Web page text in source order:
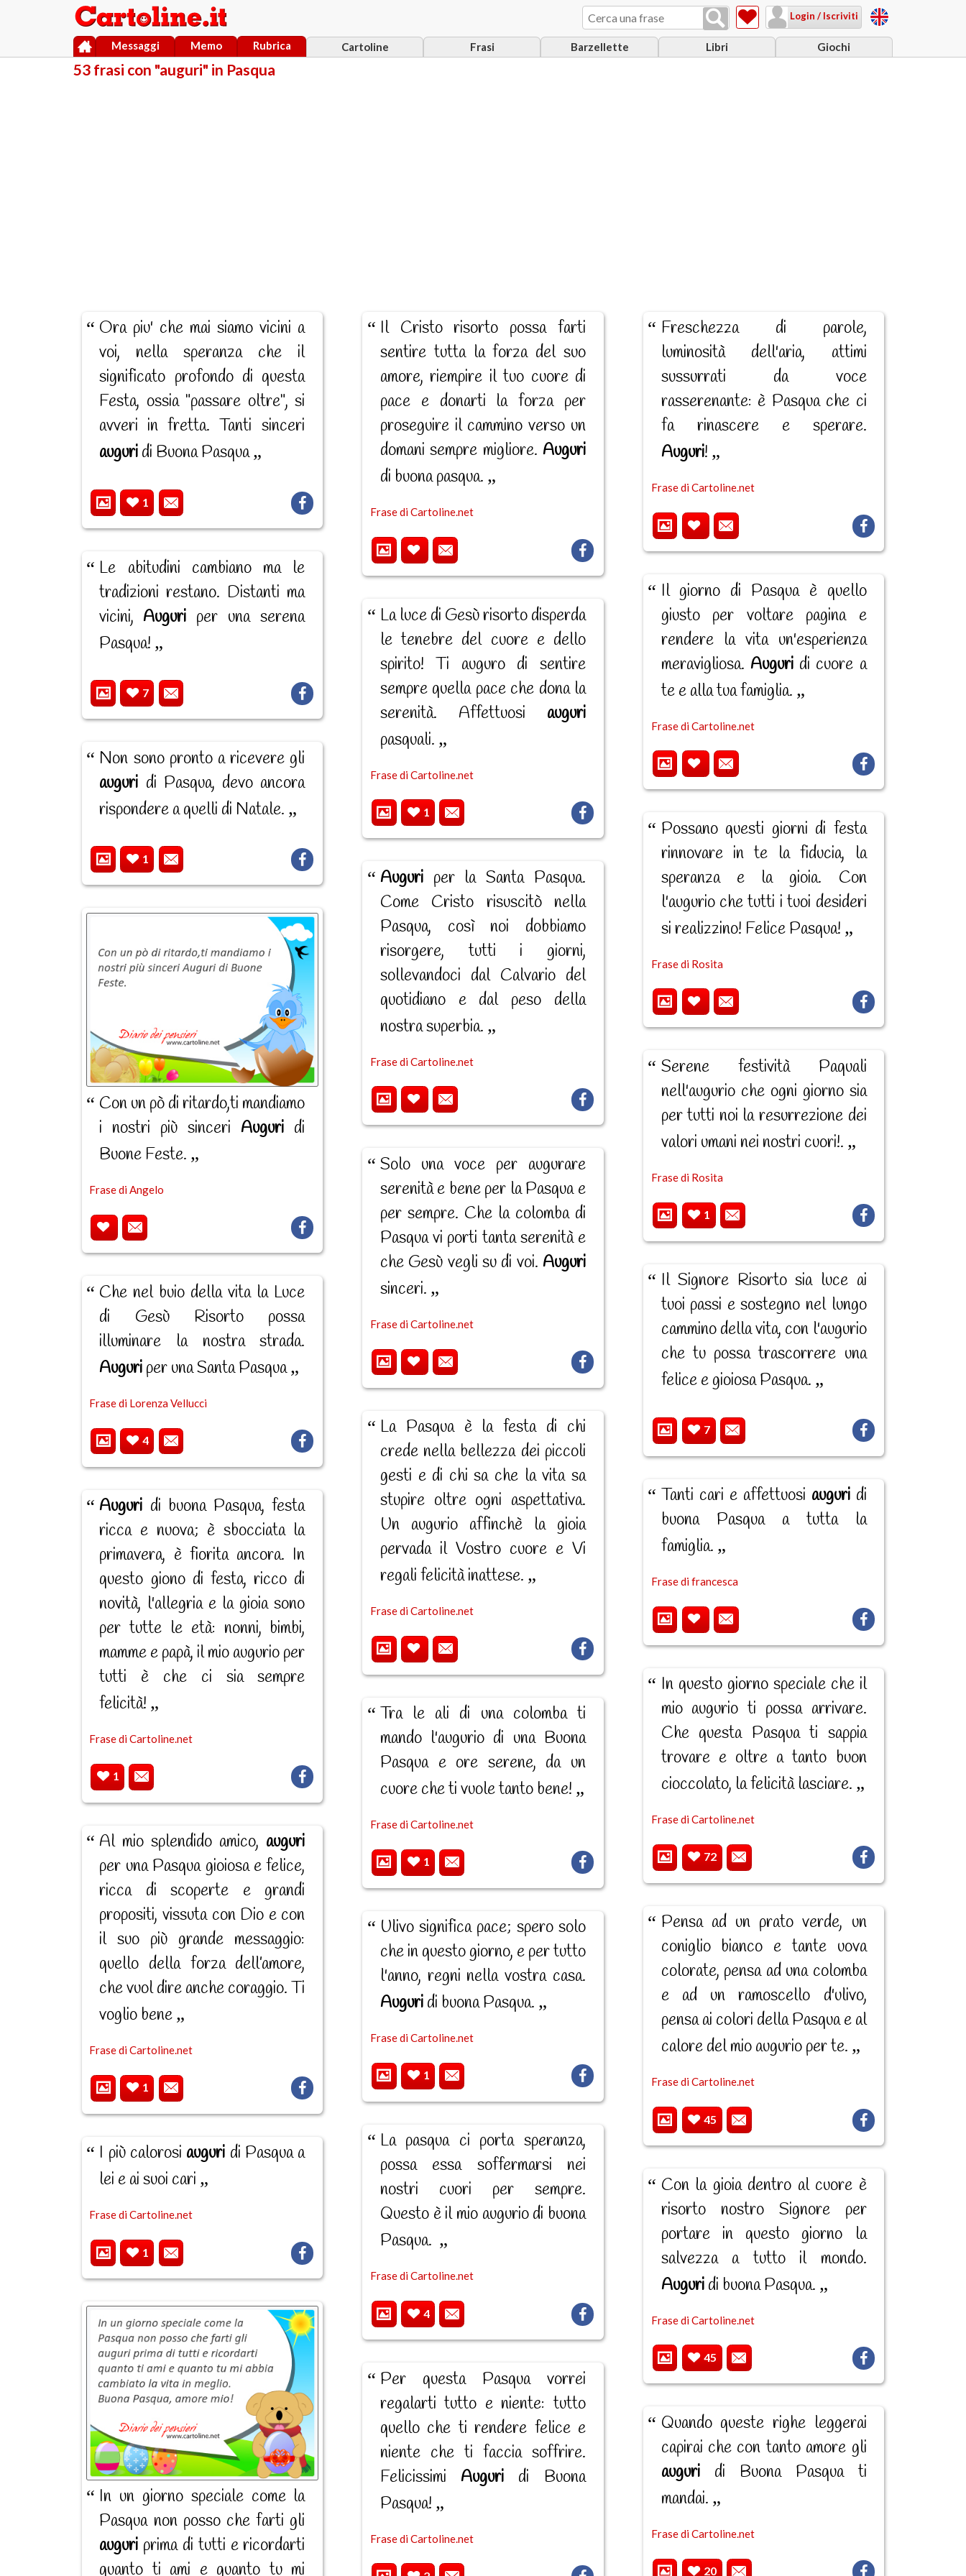
Login / Iscriviti
Cartoline Frasi Barzellette Libri Giochi
Messaggi Memo Rubrica
53 frasi con "auguri" in Pasqua
Ora piu' che mai siamo vicini a
voi, nella speranza che il
significato profondo di questa
Festa, ossia "passare oltre", si
avveri in fretta. Tanti sinceri
auguri di Buona Pasqua
1
Le abitudini cambiano ma le
tradizioni restano. Distanti ma
vicini, Auguri per una serena
Pasqua!
7
Non sono pronto a ricevere gli
auguri di Pasqua, devo ancora
rispondere a quelli di Natale.
1
Con un pò di ritardo,ti mandiamo
i nostri più sinceri Auguri di
Buone Feste.
Frase di Angelo
Che nel buio della vita la Luce
di Gesù Risorto possa
illuminare la nostra strada.
Auguri per una Santa Pasqua
Frase di Lorenza Vellucci
4
Auguri di buona Pasqua, festa
ricca e nuova; è sbocciata la
primavera, è fiorita ancora. In
questo giono di festa, ricco di
novità, l'allegria e la gioia sono
per tutte le età: nonni, bimbi,
mamme e papà, il mio augurio per
tutti è che ci sia sempre
felicità!
Frase di Cartoline.net
1
Al mio splendido amico, auguri
per una Pasqua gioiosa e felice,
ricca di scoperte e grandi
propositi, vissuta con Dio e con
il suo più grande messaggio:
quello della forza dell’amore,
che vuol dire anche coraggio. Ti
voglio bene
Frase di Cartoline.net
1
I più calorosi auguri di Pasqua a
lei e ai suoi cari
Frase di Cartoline.net
1
In un giorno speciale come la
Pasqua non posso che farti gli
auguri prima di tutti e ricordarti
quanto ti ami e quanto tu mi
Il Cristo risorto possa farti
sentire tutta la forza del suo
amore, riempire il tuo cuore di
pace e donarti la forza per
proseguire il cammino verso un
domani sempre migliore. Auguri
di buona pasqua.
Frase di Cartoline.net
La luce di Gesù risorto disperda
le tenebre del cuore e dello
spirito! Ti auguro di sentire
sempre quella pace che dona la
serenità. Affettuosi auguri
pasquali.
Frase di Cartoline.net
1
Auguriper la Santa Pasqua.
Come Cristo risuscitò nella
Pasqua, così noi dobbiamo
risorgere, tutti i giorni,
sollevandoci dal Calvario del
quotidiano e dal peso della
nostra superbia.
Frase di Cartoline.net
Solo una voce per augurare
serenità e bene per la Pasqua e
per sempre. Che la colomba di
Pasqua vi porti tanta serenità e
che Gesù vegli su di voi. Auguri
sinceri.
Frase di Cartoline.net
La Pasqua è la festa di chi
crede nella bellezza dei piccoli
gesti e di chi sa che la vita sa
stupire oltre ogni aspettativa.
Un augurio affinchè la gioia
pervada il Vostro cuore e Vi
regali felicità inattese.
Frase di Cartoline.net
Tra le ali di una colomba ti
mando l'augurio di una Buona
Pasqua e ore serene, da un
cuore che ti vuole tanto bene!
Frase di Cartoline.net
1
Ulivo significa pace; spero solo
che in questo giorno, e per tutto
l'anno, regni nella vostra casa.
Auguridi buona Pasqua.
Frase di Cartoline.net
1
La pasqua ci porta speranza,
possa essa soffermarsi nei
nostri cuori per sempre.
Questo è il mio augurio di buona
Pasqua.
Frase di Cartoline.net
4
Per questa Pasqua vorrei
regalarti tutto e niente: tutto
quello che ti rendere felice e
niente che ti faccia soffrire.
Felicissimi Auguridi Buona
Pasqua!
Frase di Cartoline.net
Freschezza di parole,
luminosità dell'aria, attimi
sussurrati da voce
rasserenante: è Pasqua che ci
fa rinascere e sperare.
Auguri!
Frase di Cartoline.net
Il giorno di Pasqua è quello
giusto per voltare pagina e
rendere la vita un'esperienza
meravigliosa. Auguridi cuore a
te e alla tua famiglia.
Frase di Cartoline.net
Possano questi giorni di festa
rinnovare in te la fiducia, la
speranza e la gioia. Con
l'augurio che tutti i tuoi desideri
si realizzino! Felice Pasqua!
Frase di Rosita
Serene festività Paquali
nell'augurio che ogni giorno sia
per tutti noi la resurrezione dei
valori umani nei nostri cuori!.
Frase di Rosita
1
Il Signore Risorto sia luce ai
tuoi passi e sostegno nel lungo
cammino della vita, con l'augurio
che tu possa trascorrere una
felice e gioiosa Pasqua.
7
Tanti cari e affettuosi auguridi
buona Pasqua a tutta la
famiglia.
Frase di francesca
In questo giorno speciale che il
mio augurio ti possa arrivare.
Che questa Pasqua ti sappia
trovare e oltre a tanto buon
cioccolato, la felicità lasciare.
Frase di Cartoline.net
72
Pensa ad un prato verde, un
coniglio bianco e tante uova
colorate, pensa ad una colomba
e ad un ramoscello d'ulivo,
pensa ai colori della Pasqua e al
calore del mio augurio per te.
Frase di Cartoline.net
45
Con la gioia dentro al cuore è
risorto nostro Signore per
portare in questo giorno la
salvezza a tutto il mondo.
Auguridi buona Pasqua.
Frase di Cartoline.net
45
Quando queste righe leggerai
capirai che con tanto amore gli
auguridi Buona Pasqua ti
mandai.
Frase di Cartoline.net
20